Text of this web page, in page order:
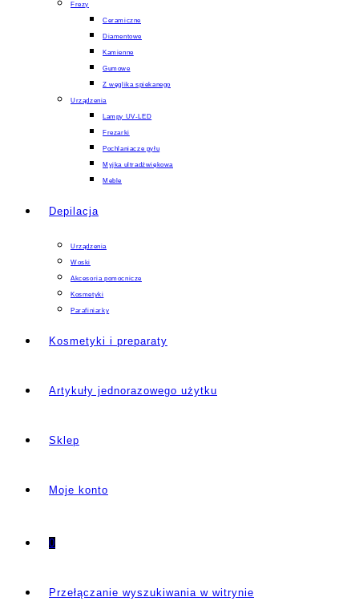
Frezy
Ceramiczne
Diamentowe
Kamienne
Gumowe
Z węglika spiekanego
Urządzenia
Lampy UV-LED
Frezarki
Pochlaniacze pyłu
Myjka ultradźwiękowa
Meble
Depilacja
Urządzenia
Woski
Akcesoria pomocnicze
Kosmetyki
Parafiniarky
Kosmetyki i preparaty
Artykuły jednorazowego użytku
Sklep
Moje konto
0
Przełączanie wyszukiwania w witrynie